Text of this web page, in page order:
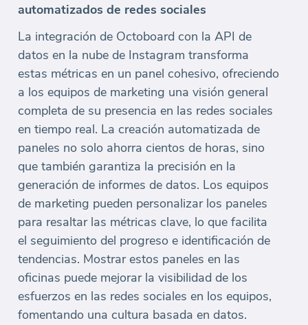
automatizados de redes sociales
La integración de Octoboard con la API de
datos en la nube de Instagram transforma
estas métricas en un panel cohesivo, ofreciendo
a los equipos de marketing una visión general
completa de su presencia en las redes sociales
en tiempo real. La creación automatizada de
paneles no solo ahorra cientos de horas, sino
que también garantiza la precisión en la
generación de informes de datos. Los equipos
de marketing pueden personalizar los paneles
para resaltar las métricas clave, lo que facilita
el seguimiento del progreso e identificación de
tendencias. Mostrar estos paneles en las
oficinas puede mejorar la visibilidad de los
esfuerzos en las redes sociales en los equipos,
fomentando una cultura basada en datos.